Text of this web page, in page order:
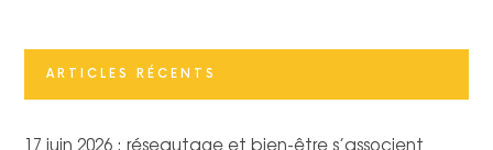
ARTICLES RÉCENTS
17 juin 2026 : réseautage et bien-être s’associent